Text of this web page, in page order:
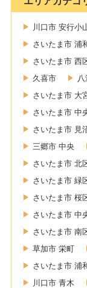
川口市 安行小
さいたま市 浦
さいたま市 西
久喜市
さいたま市 大
さいたま市 中
さいたま市 見
三郷市 中央
さいたま市 北
さいたま市 緑
さいたま市 桜
さいたま市 中
さいたま市 南
草加市 栄町
さいたま市 浦
川口市 青木